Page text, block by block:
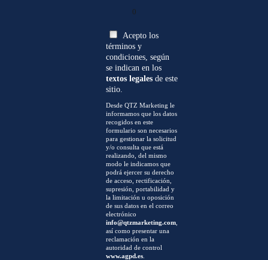
0
Acepto los
términos y
condiciones, según
se indican en los
textos legalesde este
sitio.
Desde QTZ Marketing le
informamos que los datos
recogidos en este
formulario son necesarios
para gestionar la solicitud
y/o consulta que está
realizando, del mismo
modo le indicamos que
podrá ejercer su derecho
de acceso, rectificación,
supresión, portabilidad y
la limitación u oposición
de sus datos en el correo
electrónico
info@qtzmarketing.com,
así como presentar una
reclamación en la
autoridad de control
www.agpd.es.